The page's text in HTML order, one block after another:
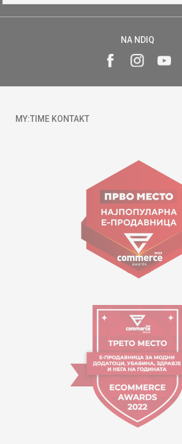
NA NDIQ
MY:TIME KONTAKT
Goce Nikolovski 74 Shkup
contact@mytime.mk
Orari i punës:
09:00 - 17:00